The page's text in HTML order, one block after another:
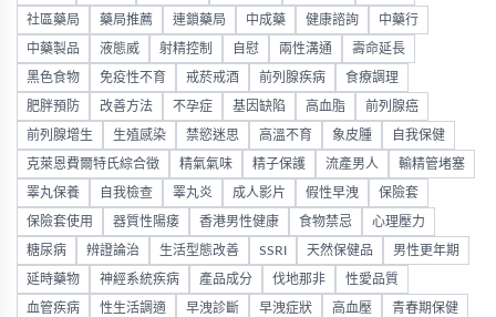
社區藥局 藥局推薦 連鎖藥局 中成藥 健康諮詢 中藥行
中藥製品 液態威 射精控制 自慰 兩性溝通 壽命延長
黑色食物 免疫性不育 戒菸戒酒 前列腺疾病 食療調理
肥胖預防 改善方法 不孕症 基因缺陷 高血脂 前列腺癌
前列腺增生 生殖感染 禁慾迷思 高溫不育 象皮腫 自我保健
克萊恩費爾特氏綜合徵 精氣氣味 精子保護 流產男人 輸精管堵塞
睪丸保養 自我檢查 睪丸炎 成人影片 假性早洩 保險套
保險套使用 器質性陽痿 香港男性健康 食物禁忌 心理壓力
糖尿病 辨證論治 生活型態改善 SSRI 天然保健品 男性更年期
延時藥物 神經系統疾病 產品成分 伐地那非 性愛品質
血管疾病 性生活調適 早洩診斷 早洩症狀 高血壓 青春期保健